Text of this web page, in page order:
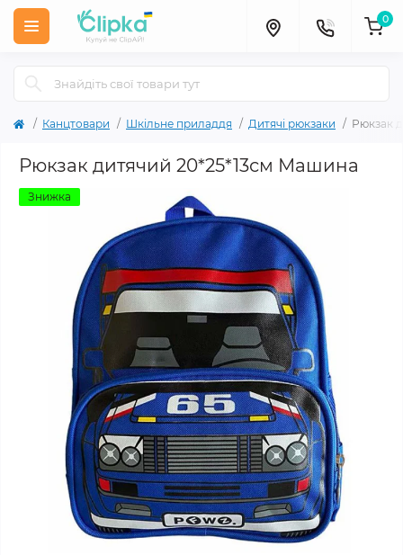
0
Канцтовари Шкільне приладдя Дитячі рюкзаки Рюкзак
Рюкзак дитячий 20*25*13см Машина
Знижка